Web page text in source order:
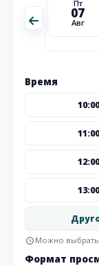
Пт
07
Авг
Время
10:00
11:00
12:00
13:00
Можно выбрать
Формат